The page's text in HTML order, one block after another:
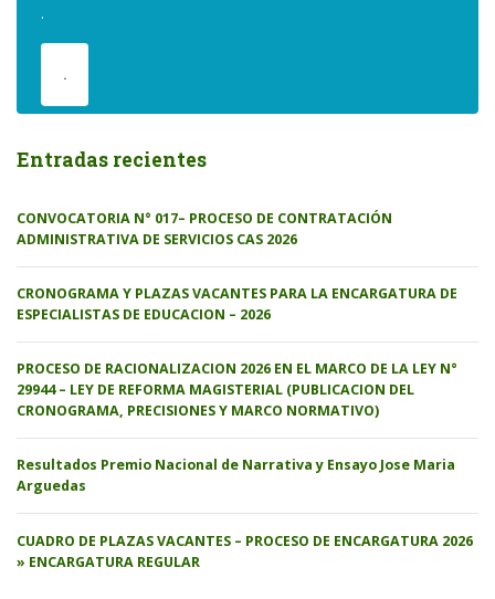
.
.
Entradas recientes
CONVOCATORIA N° 017– PROCESO DE CONTRATACIÓN
ADMINISTRATIVA DE SERVICIOS CAS 2026
CRONOGRAMA Y PLAZAS VACANTES PARA LA ENCARGATURA DE
ESPECIALISTAS DE EDUCACION – 2026
PROCESO DE RACIONALIZACION 2026 EN EL MARCO DE LA LEY N°
29944 – LEY DE REFORMA MAGISTERIAL (PUBLICACION DEL
CRONOGRAMA, PRECISIONES Y MARCO NORMATIVO)
Resultados Premio Nacional de Narrativa y Ensayo Jose Maria
Arguedas
CUADRO DE PLAZAS VACANTES – PROCESO DE ENCARGATURA 2026
» ENCARGATURA REGULAR